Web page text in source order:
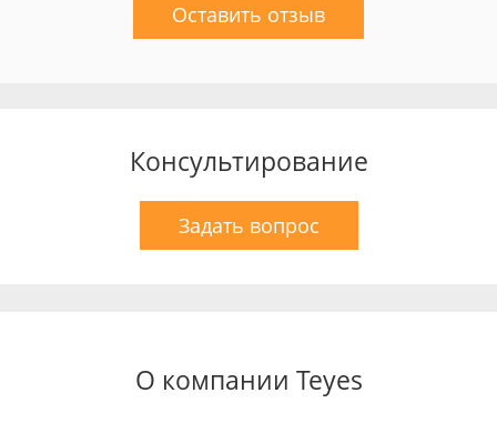
Оставить отзыв
Консультирование
Задать вопрос
О компании Teyes